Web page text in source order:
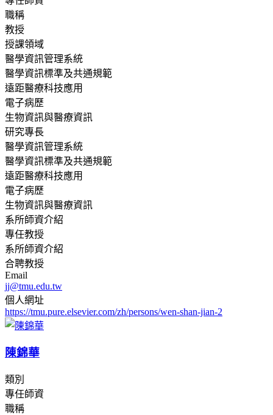
職稱
教授
授課領域
醫學資訊管理系統
醫學資訊標準及共通規範
遠距醫療科技應用
電子病歷
生物資訊與醫療資訊
研究專長
醫學資訊管理系統
醫學資訊標準及共通規範
遠距醫療科技應用
電子病歷
生物資訊與醫療資訊
系所師資介紹
專任教授
系所師資介紹
合聘教授
Email
jj@tmu.edu.tw
個人網址
https://tmu.pure.elsevier.com/zh/persons/wen-shan-jian-2
陳錦華
類別
專任師資
職稱